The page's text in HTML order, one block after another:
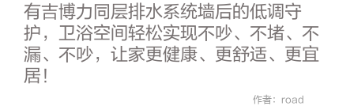
有吉博力同层排水系统墙后的低调守
护，卫浴空间轻松实现不吵、不堵、不
漏、不吵，让家更健康、更舒适、更宜
居！
作者：road